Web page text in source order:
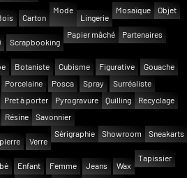
Carton
Mode
Lingerie
Mosaïque Objet
Scrapbooking
Papier mâché Partenaires
Botaniste Cubisme Figurative
Gouache
Porcelaine Posca Spray
Surréaliste
Pret à porter Pyrogravure Quilling
Recyclage
Résine
Savonnier
pierre Verre
Sérigraphie Showroom Sneakarts
Enfant Femme Jeans Wax
Tapissier